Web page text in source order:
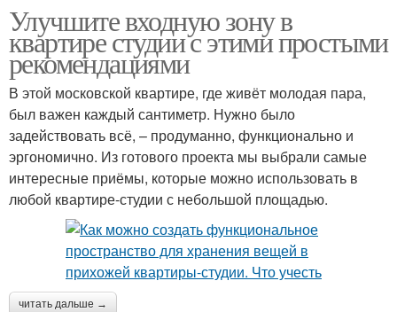
Улучшите входную зону в
квартире студии с этими простыми
рекомендациями
В этой московской квартире, где живёт молодая пара,
был важен каждый сантиметр. Нужно было
задействовать всё, – продуманно, функционально и
эргономично. Из готового проекта мы выбрали самые
интересные приёмы, которые можно использовать в
любой квартире-студии с небольшой площадью.
читать дальше →